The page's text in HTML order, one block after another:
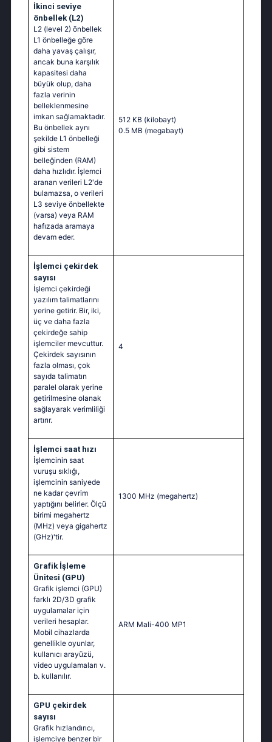
İkinci seviye
önbellek (L2)
L2 (level 2) önbellek
L1 önbelleğe göre
daha yavaş çalışır,
ancak buna karşılık
kapasitesi daha
büyük olup, daha
fazla verinin
belleklenmesine
imkan sağlamaktadır.
Bu önbellek aynı
şekilde L1 önbelleği
gibi sistem
belleğinden (RAM)
daha hızlıdır. İşlemci
aranan verileri L2'de
bulamazsa, o verileri
L3 seviye önbellekte
(varsa) veya RAM
hafızada aramaya
devam eder.
512 KB (kilobayt)
0.5 MB (megabayt)
İşlemci çekirdek
sayısı
İşlemci çekirdeği
yazılım talimatlarını
yerine getirir. Bir, iki,
üç ve daha fazla
çekirdeğe sahip
işlemciler mevcuttur.
Çekirdek sayısının
fazla olması, çok
sayıda talimatın
paralel olarak yerine
getirilmesine olanak
sağlayarak verimliliği
artırır.
4
İşlemci saat hızı
İşlemcinin saat
vuruşu sıklığı,
işlemcinin saniyede
ne kadar çevrim
yaptığını belirler. Ölçü
birimi megahertz
(MHz) veya gigahertz
(GHz)'tir.
1300 MHz (megahertz)
Grafik İşleme
Ünitesi (GPU)
Grafik işlemci (GPU)
farklı 2D/3D grafik
uygulamalar için
verileri hesaplar.
Mobil cihazlarda
genellikle oyunlar,
kullanıcı arayüzü,
video uygulamaları v.
b. kullanılır.
ARM Mali-400 MP1
GPU çekirdek
sayısı
Grafik hızlandırıcı,
işlemciye benzer bir